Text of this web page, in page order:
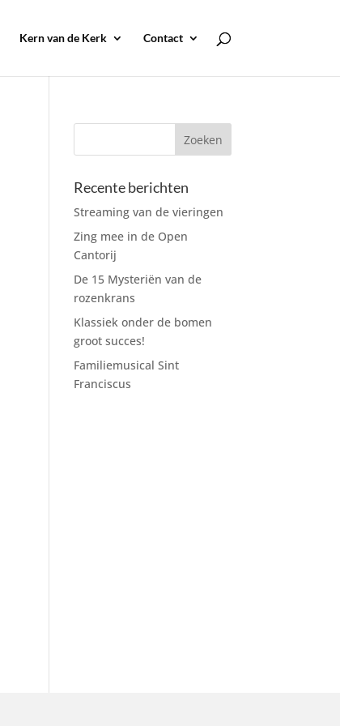
Kern van de Kerk Contact
Recente berichten
Streaming van de vieringen
Zing mee in de Open
Cantorij
De 15 Mysteriën van de
rozenkrans
Klassiek onder de bomen
groot succes!
Familiemusical Sint
Franciscus